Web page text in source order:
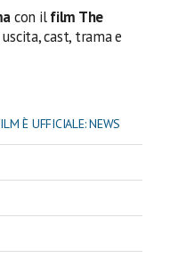
con ilfilm The
cast, trama e
È UFFICIALE: NEWS